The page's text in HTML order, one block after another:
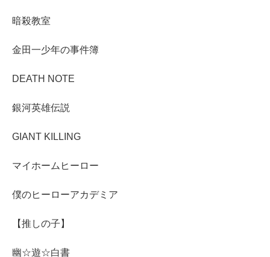
暗殺教室
金田一少年の事件簿
DEATH NOTE
銀河英雄伝説
GIANT KILLING
マイホームヒーロー
僕のヒーローアカデミア
【推しの子】
幽☆遊☆白書